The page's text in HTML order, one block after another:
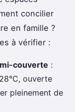
concilier
en famille ?
à vérifier :
couverte :
ouverte
pleinement de